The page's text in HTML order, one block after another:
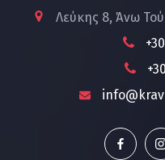
Λεύκης 8, Άνω